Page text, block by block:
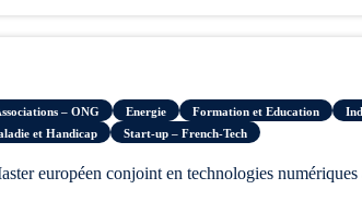
– ONG Energie Formation et Education
et Handicap Start-up – French-Tech